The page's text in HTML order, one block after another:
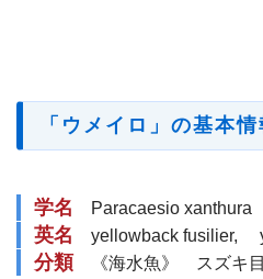
「ウメイロ」の基本情
学名 Paracaesio xanthura
英名 yellowback fusilier,
分類 《海水魚》 スズキ